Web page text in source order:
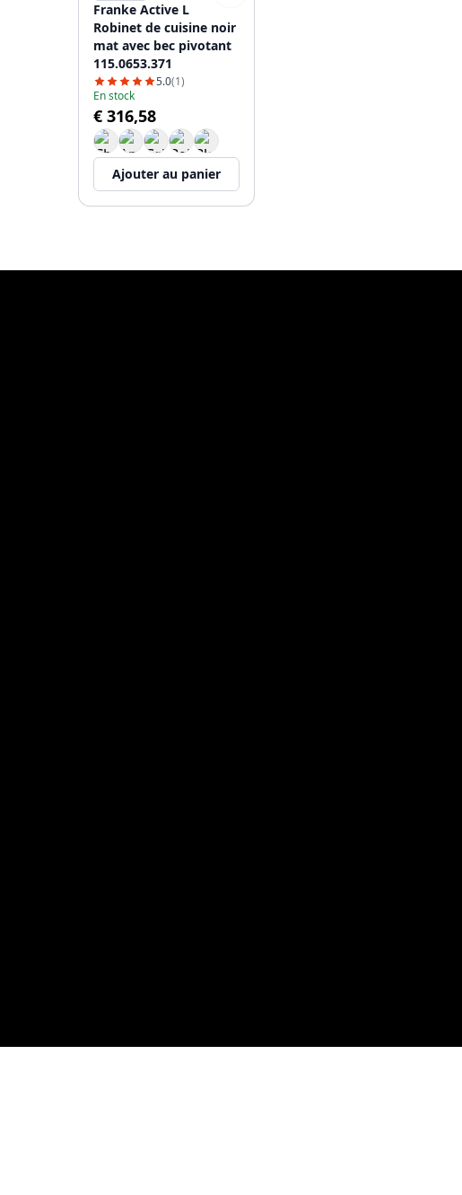
Franke Active L
Robinet de cuisine noir
mat avec bec pivotant
115.0653.371
5.0(1)
En stock
€ 316,58
Ajouter au panier